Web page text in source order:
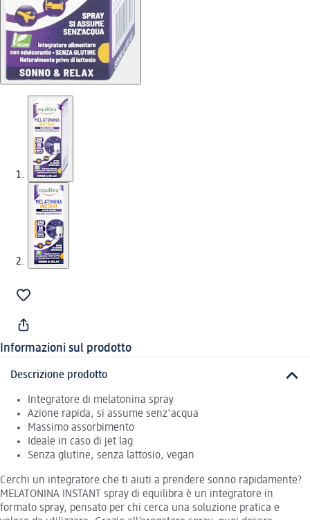
Informazioni sul prodotto
Descrizione prodotto
Integratore di melatonina spray
Azione rapida, si assume senz'acqua
Massimo assorbimento
Ideale in caso di jet lag
Senza glutine, senza lattosio, vegan
Cerchi un integratore che ti aiuti a prendere sonno rapidamente?
MELATONINA INSTANT spray di equilibra è un integratore in
formato spray, pensato per chi cerca una soluzione pratica e